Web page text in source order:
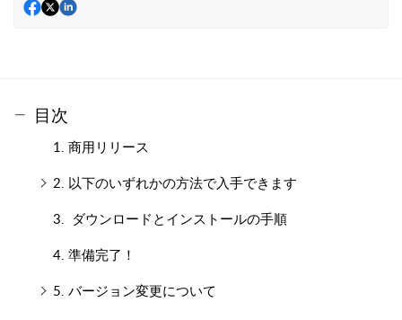
目次
1. 商用リリース
2. 以下のいずれかの方法で入手できます
3. ダウンロードとインストールの手順
4. 準備完了！
5. バージョン変更について